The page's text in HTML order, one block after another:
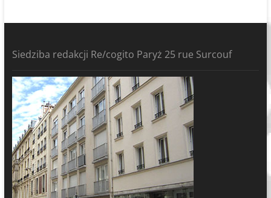
Siedziba redakcji Re/cogito Paryż 25 rue Surcouf